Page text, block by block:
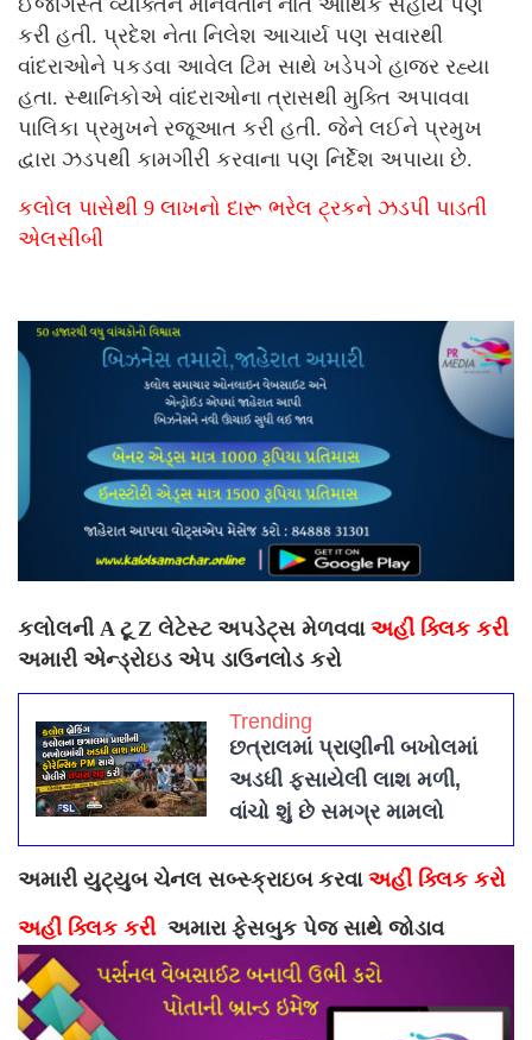
કરી હતી. પ્રદેશ નેતા નિલેશ આચાર્ય પણ સવારથી
વાંદરાઓને પકડવા આવેલ ટિમ સાથે ખડેપગે હાજર રહ્યા
હતા. સ્થાનિકોએ વાંદરાઓના ત્રાસથી મુક્તિ અપાવવા
પાલિકા પ્રમુખને રજૂઆત કરી હતી. જેને લઈને પ્રમુખ
દ્વારા ઝડપથી કામગીરી કરવાના પણ નિર્દેશ અપાયા છે.
કલોલ પાસેથી 9 લાખનો દારૂ ભરેલ ટ્રકને ઝડપી પાડતી
એલસીબી
કલોલની A ટૂ Z લેટેસ્ટ અપડેટ્સ મેળવવા અહીં ક્લિક કરી
અમારી એન્ડ્રોઇડ એપ ડાઉનલોડ કરો
Trending
છત્રાલમાં પ્રાણીની બખોલમાં
અડધી ફસાયેલી લાશ મળી,
વાંચો શું છે સમગ્ર મામલો
અમારી યુટ્યુબ ચેનલ સબ્સ્ક્રાઇબ કરવા અહીં ક્લિક કરો
અહીં ક્લિક કરી અમારા ફેસબુક પેજ સાથે જોડાવ